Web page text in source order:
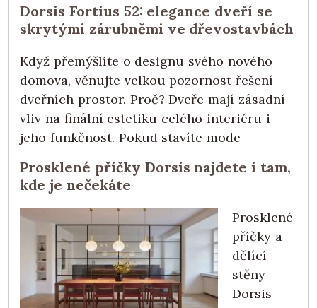
Dorsis Fortius 52: elegance dveří se
skrytými zárubněmi ve dřevostavbách
Když přemýšlíte o designu svého nového
domova, věnujte velkou pozornost řešení
dveřních prostor. Proč? Dveře mají zásadní
vliv na finální estetiku celého interiéru i
jeho funkčnost. Pokud stavíte mode
Prosklené příčky Dorsis najdete i tam,
kde je nečekáte
Prosklené
příčky a
dělící
stěny
Dorsis